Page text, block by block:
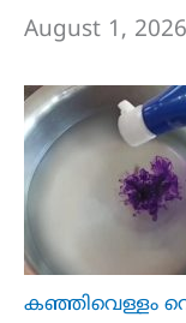
August 1, 2026
കഞ്ഞിവെള്ളം